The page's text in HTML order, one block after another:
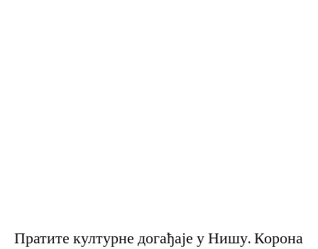
Пратите културне догађаје у Нишу. Корона